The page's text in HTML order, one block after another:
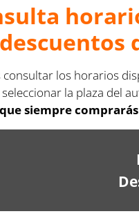
consultar los horarios
la plaza del
siempre